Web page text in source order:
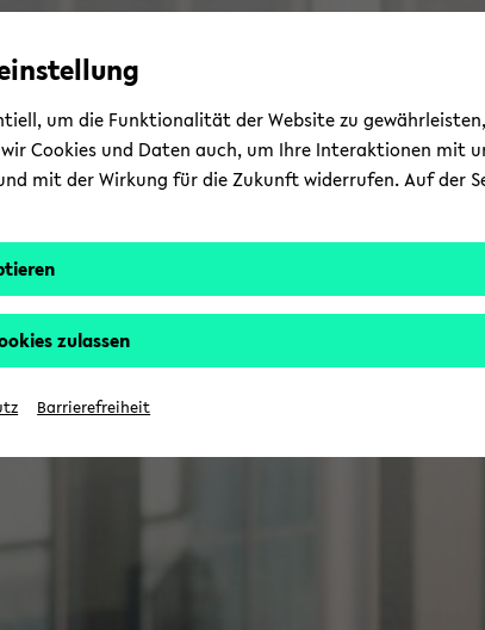
um die Funktionalität der Website zu
Cookies und Daten auch, um Ihre Interaktionen mit
mit der Wirkung für die Zukunft widerrufen. Auf der
zulassen
Barrierefreiheit